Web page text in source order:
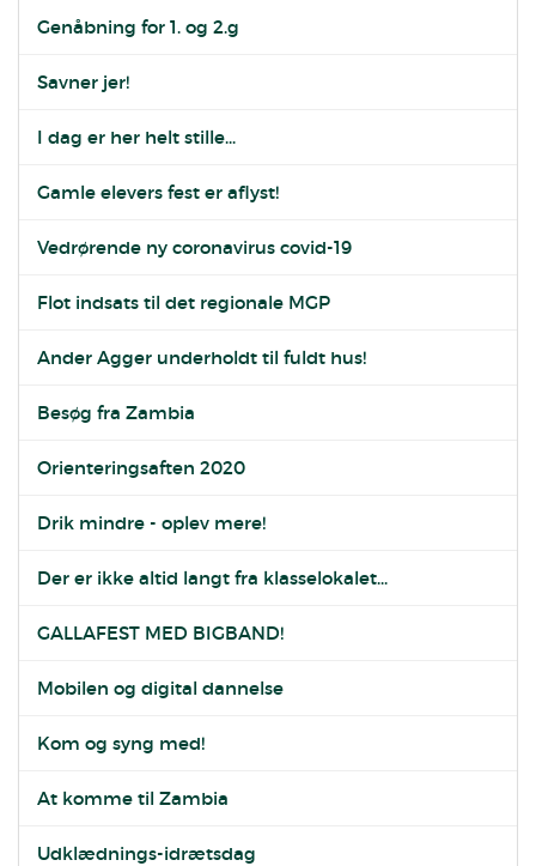
Genåbning for 1. og 2.g
Savner jer!
I dag er her helt stille...
Gamle elevers fest er aflyst!
Vedrørende ny coronavirus covid-19
Flot indsats til det regionale MGP
Ander Agger underholdt til fuldt hus!
Besøg fra Zambia
Orienteringsaften 2020
Drik mindre - oplev mere!
Der er ikke altid langt fra klasselokalet...
GALLAFEST MED BIGBAND!
Mobilen og digital dannelse
Kom og syng med!
At komme til Zambia
Udklædnings-idrætsdag